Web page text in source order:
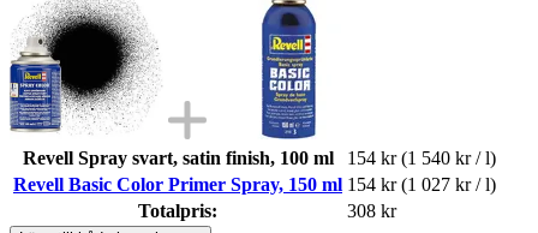
Revell Spray svart, satin finish, 100 ml 154 kr (1 540 kr / l)
Revell Basic Color Primer Spray, 150 ml 154 kr (1 027 kr / l)
Totalpris:
308 kr